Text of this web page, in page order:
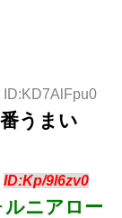
ID:KD7AlFpu0
うまい
ID:Kp/9l6zv0
ニアロー